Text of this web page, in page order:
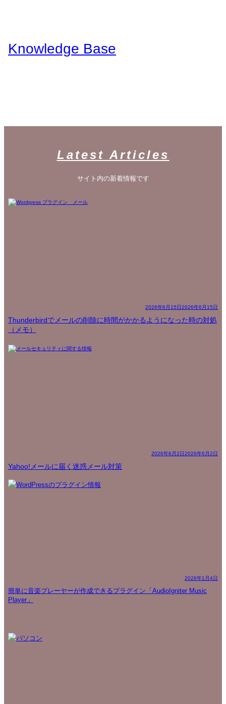
Knowledge Base
Latest Articles
サイト内の新着情報です
2026年6月15日2026年6月15日
Thunderbirdでメールの削除に時間がかかるようになった時の対処
（メモ）
2026年6月2日2026年6月2日
Yahoo!メールに届く迷惑メール対策
2026年1月4日
簡単に音楽プレーヤーが作成できるプラグイン「AudioIgniter Music
Player」